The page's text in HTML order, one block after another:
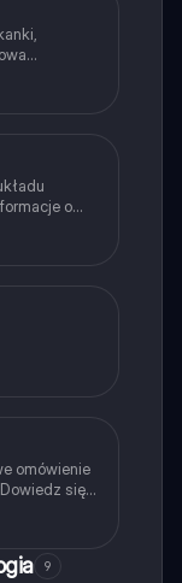
mięśne,
o
mięśni.
omówienie
się o
oraz roli
i
9